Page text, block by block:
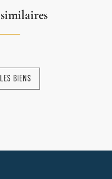
BIENS